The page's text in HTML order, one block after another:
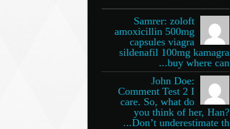
Samrer: zoloft
amoxicillin 500mg
capsules viagra
sildenafil 100mg kamagra
buy where can...
John Doe:
Comment Test 2 I
care. So, what do
you think of her, Han?
Don’t underestimate th...